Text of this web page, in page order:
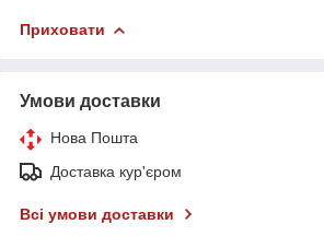
Приховати
Умови доставки
Нова Пошта
Доставка кур'єром
Всі умови доставки